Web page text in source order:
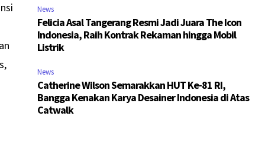
News
Felicia Asal Tangerang Resmi Jadi Juara The Icon
Indonesia, Raih Kontrak Rekaman hingga Mobil
Listrik
News
Catherine Wilson Semarakkan HUT Ke-81 RI,
Bangga Kenakan Karya Desainer Indonesia di Atas
Catwalk